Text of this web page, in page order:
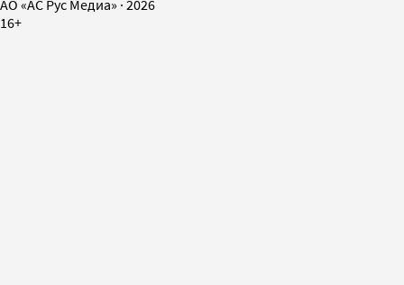
AO «АС Рус Медиа» · 2026
16+